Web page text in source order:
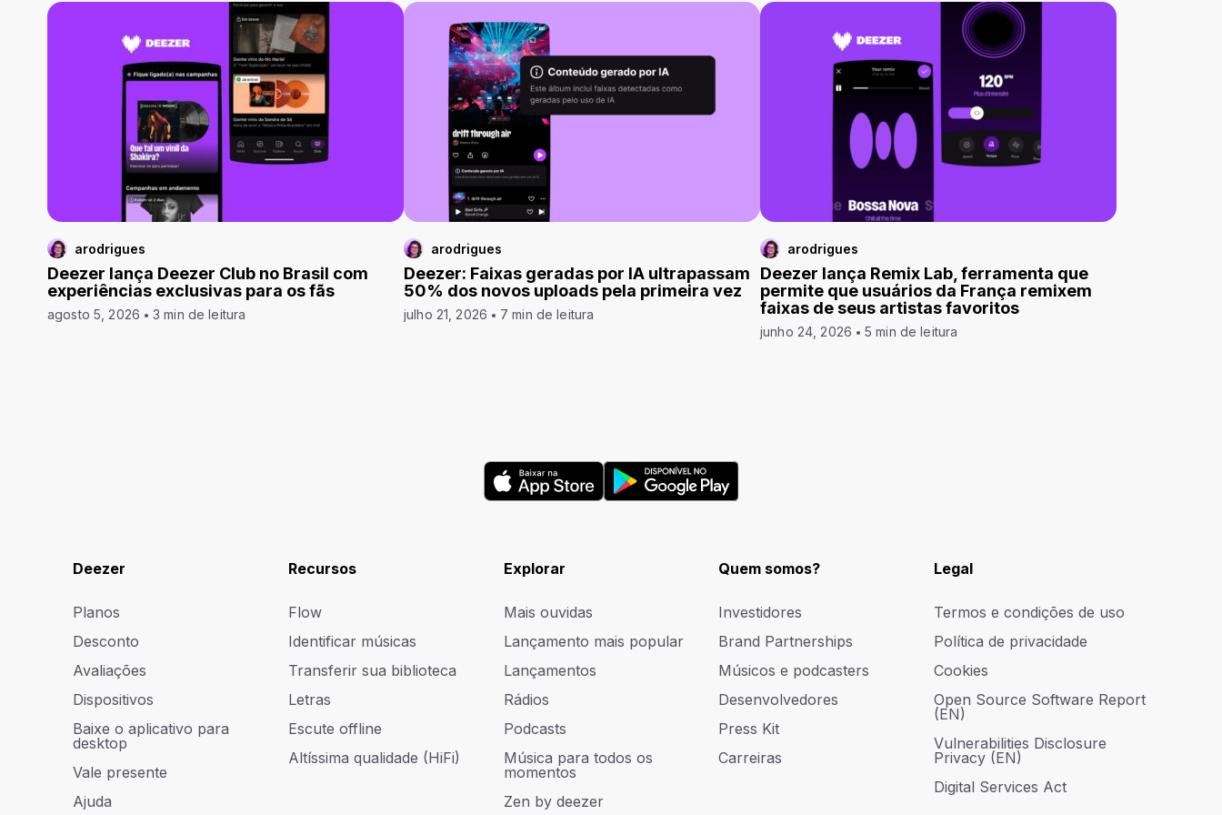
arodrigues
Deezer lança Deezer Club no Brasil com
experiências exclusivas para os fãs
agosto 5, 2026 3 min de leitura
arodrigues
Deezer: Faixas geradas por IA ultrapassam
50% dos novos uploads pela primeira vez
julho 21, 2026 7 min de leitura
arodrigues
Deezer lança Remix Lab, ferramenta que
permite que usuários da França remixem
faixas de seus artistas favoritos
junho 24, 2026 5 min de leitura
Deezer
Planos
Desconto
Avaliações
Dispositivos
Baixe o aplicativo para
desktop
Vale presente
Ajuda
Recursos
Flow
Identificar músicas
Transferir sua biblioteca
Letras
Escute offline
Altíssima qualidade (HiFi)
Explorar
Mais ouvidas
Lançamento mais popular
Lançamentos
Rádios
Podcasts
Música para todos os
momentos
Zen by deezer
Quem somos?
Investidores
Brand Partnerships
Músicos e podcasters
Desenvolvedores
Press Kit
Carreiras
Legal
Termos e condições de uso
Política de privacidade
Cookies
Open Source Software Report
(EN)
Vulnerabilities Disclosure
Privacy (EN)
Digital Services Act